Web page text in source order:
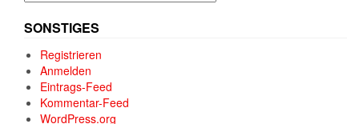
SONSTIGES
Registrieren
Anmelden
Eintrags-Feed
Kommentar-Feed
WordPress.org